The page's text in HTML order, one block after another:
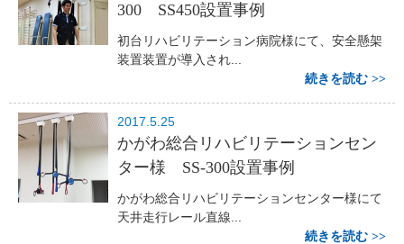
300 SS450設置事例
初台リハビリテーション病院様にて、安全懸架
装置装置が導入され...
続きを読む
2017.5.25
かがわ総合リハビリテーションセン
ター様 SS-300設置事例
かがわ総合リハビリテーションセンター様にて
天井走行レール直線...
続きを読む